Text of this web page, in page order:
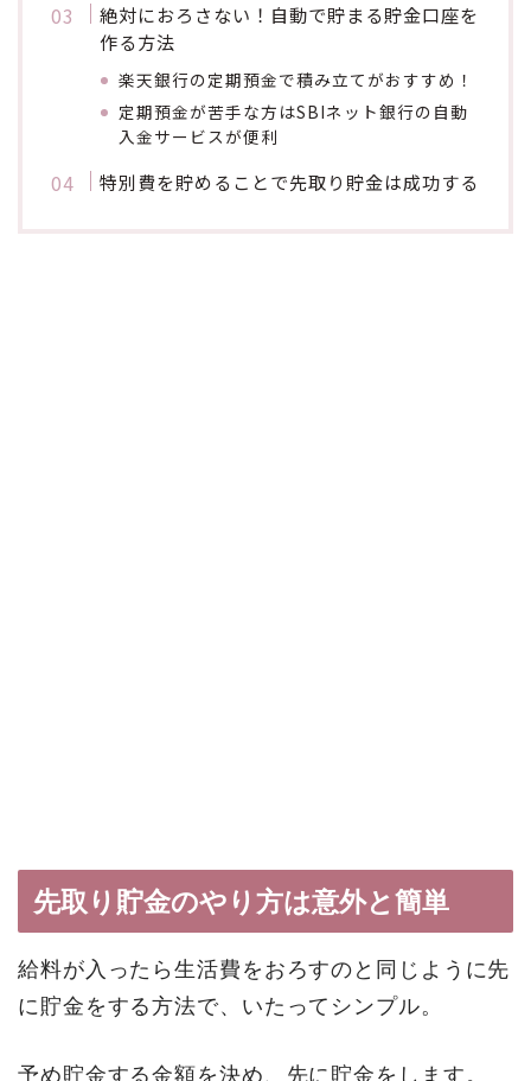
絶対におろさない！自動で貯まる貯金口座を
作る方法
楽天銀行の定期預金で積み立てがおすすめ！
定期預金が苦手な方はSBIネット銀行の自動
入金サービスが便利
特別費を貯めることで先取り貯金は成功する
先取り貯金のやり方は意外と簡単
給料が入ったら生活費をおろすのと同じように先
に貯金をする方法で、 いたってシンプル。
予め貯金する金額を決め、先に貯金をします。